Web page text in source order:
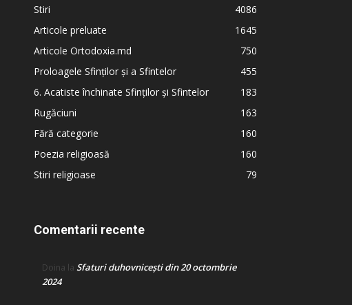
Stiri
4086
Articole preluate
1645
Articole Ortodoxia.md
750
Proloagele Sfinților și a Sfintelor
455
6. Acatiste închinate Sfinților și Sfintelor
183
Rugăciuni
163
Fără categorie
160
Poezia religioasă
160
Stiri religioase
79
Comentarii recente
Doina la Sfaturi duhovnicești din 20 octombrie
2024